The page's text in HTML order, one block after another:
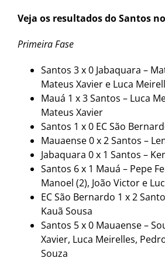
Veja os resultados do Santos
Primeira Fase
Santos 3 x 0 Jabaquara –
Mateus Xavier e Luca
Mauá 1 x 3 Santos – Luca
Mateus Xavier
Santos 1 x 0 EC São
Mauaense 0 x 2 Santos –
Jabaquara 0 x 1 Santos –
Santos 6 x 1 Mauá – Pepe
Manoel (2), João Victor e
EC São Bernardo 1 x 2
Kauã Sousa
Santos 5 x 0 Mauaense –
Xavier, Luca Meirelles,
Souza